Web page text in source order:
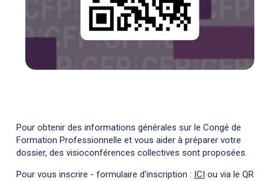
Pour obtenir des informations générales sur le Congé de
Formation Professionnelle et vous aider à préparer votre
dossier, des visioconférences collectives sont proposées.
Pour vous inscrire - formulaire d'inscription : ICI ou via le QR